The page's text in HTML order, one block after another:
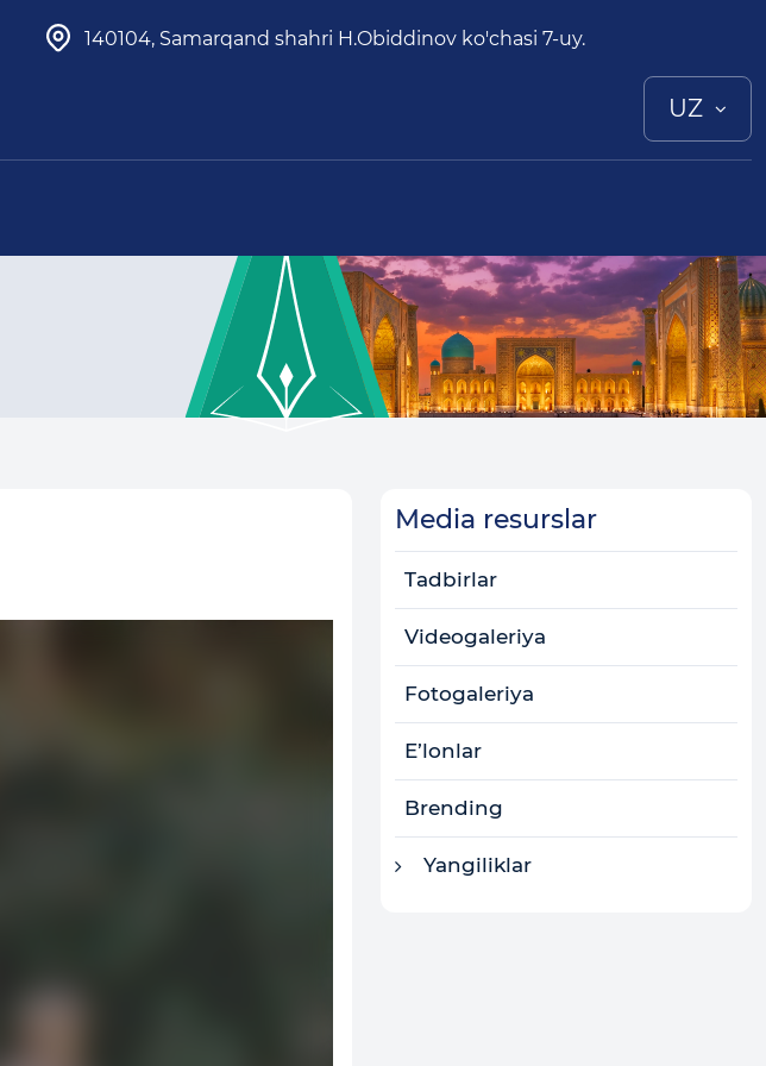
140104, Samarqand shahri H.Obiddinov ko'chasi 7-uy.
UZ
Media resurslar
Tadbirlar
Videogaleriya
Fotogaleriya
E’lonlar
Brending
Yangiliklar